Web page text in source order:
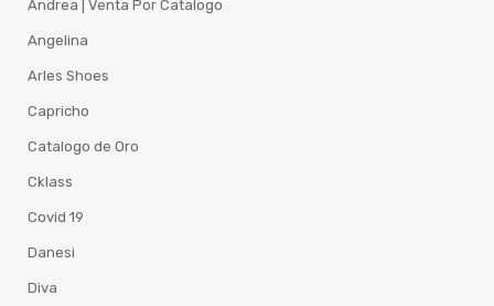
Andrea | Venta Por Catalogo
Angelina
Arles Shoes
Capricho
Catalogo de Oro
Cklass
Covid 19
Danesi
Diva